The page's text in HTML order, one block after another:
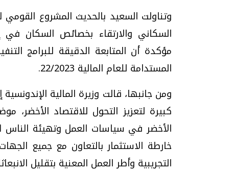
وتناولت السعيد بالحديث المشروع
السكاني والارتقاء بخصائص السكان
مؤكدة أن المتابعة الدقيقة للبرامج
المستدامة للعام المالية 22/2023.
ومن جانبها، قالت وزيرة المالية
كبيرة لتعزيز التحول للاقتصاد الأخضر،
الأخضر في سياسات العمل وتهيئة الناس
خارطة الاستثمار بالتعاون مع جميع
التجريبية وأطر العمل المعنية بتقليل